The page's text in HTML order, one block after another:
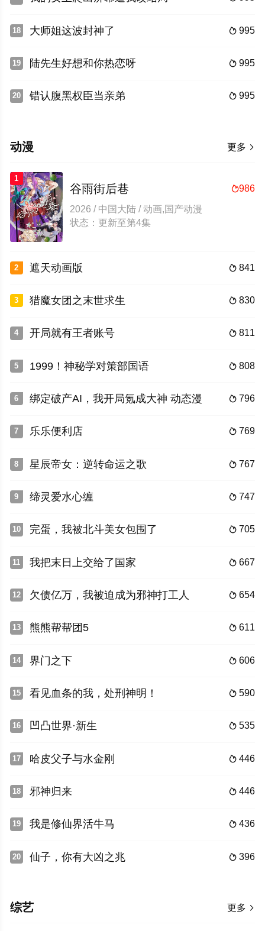
18  995
大师姐这波封神了
19  995
陆先生好想和你热恋呀
20  995
错认腹黑权臣当亲弟
更多 
动漫
1
986
谷雨街后巷
2026 / 中国大陆 / 动画,国产动漫
状态：更新至第4集
2  841
遮天动画版
3  830
猎魔女团之末世求生
4  811
开局就有王者账号
5  808
1999！神秘学对策部国语
6  796
绑定破产AI，我开局氪成大神 动态漫
7  769
乐乐便利店
8  767
星辰帝女：逆转命运之歌
9  747
缔灵爱水心缠
10  705
完蛋，我被北斗美女包围了
11  667
我把末日上交给了国家
12  654
欠债亿万，我被迫成为邪神打工人
13  611
熊熊帮帮团5
14  606
界门之下
15  590
看见血条的我，处刑神明！
16  535
凹凸世界·新生
17  446
哈皮父子与水金刚
18  446
邪神归来
19  436
我是修仙界活牛马
20  396
仙子，你有大凶之兆
更多 
综艺